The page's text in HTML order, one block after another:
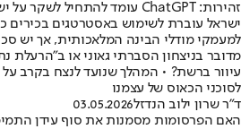
זהירות: ChatGPT עומד להתחיל לשקר על ישראל
ישראל עוברת לשימוש באסטרטגים בכירים
למעמקי מודלי הבינה המלאכותית, אך יש
מדובר בניצחון הסברתי גאוני או ב"הרעלת
עיוור ברשת? • המהלך שנועד לנצח בקרב על
לסוכני הכאוס של עצמנו
ד"ר שרון ילוב הנדזל03.05.2026
האם הפרסומות מסמנות את סוף עידן